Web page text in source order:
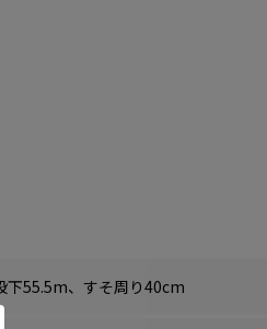
55.5m、すそ周り40cm